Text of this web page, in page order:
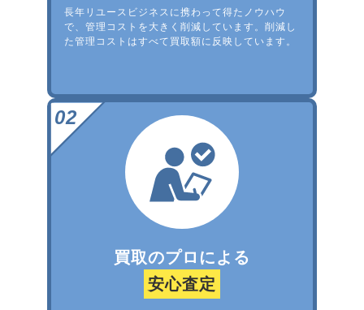
長年リユースビジネスに携わって得たノウハウ
で、管理コストを大きく削減しています。削減し
た管理コストはすべて買取額に反映しています。
買取のプロによる
安心査定